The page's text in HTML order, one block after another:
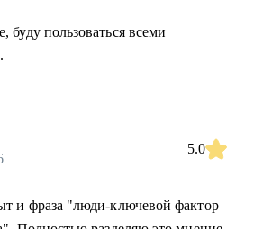
буду пользоваться всеми
5.0
и фраза "люди-ключевой фактор